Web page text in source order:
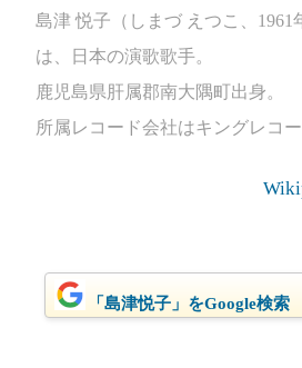
島津 悦子（しまづ えつこ、1961
は、日本の演歌歌手。
鹿児島県肝属郡南大隅町出身。
所属レコード会社はキングレコー
「島津悦子」をGoogle検索